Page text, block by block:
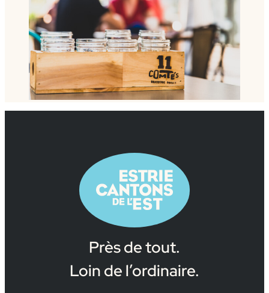
Près de tout.
Loin de l’ordinaire.